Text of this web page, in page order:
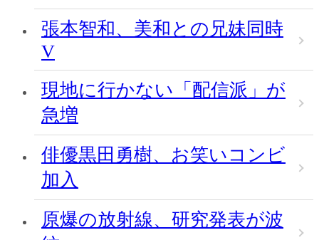
張本智和、美和との兄妹同時
V
現地に行かない「配信派」が
急増
俳優黒田勇樹、お笑いコンビ
加入
原爆の放射線、研究発表が波